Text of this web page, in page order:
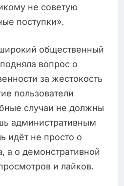
не советую
поступки».
общественный
вопрос о
за жестокость
пользователи
случаи не должны
административным
идёт не просто о
а о демонстративной
и лайков.